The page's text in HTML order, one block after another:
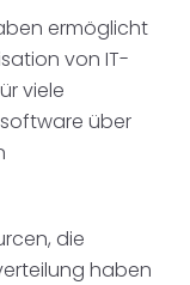
ermöglicht
von IT-
viele
über
die
haben